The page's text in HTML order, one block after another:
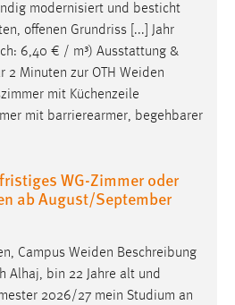
modernisiert und besticht
offenen Grundriss [...] Jahr
6,40 € / m³) Ausstattung &
2 Minuten zur OTH Weiden
mit Küchenzeile
mit barrierearmer, begehbarer
WG-Zimmer oder
ab August/September
, Campus Weiden Beschreibung
Alhaj, bin 22 Jahre alt und
2026/27 mein Studium an